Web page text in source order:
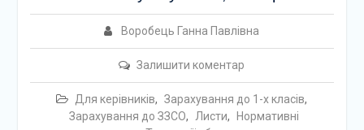
Воробець Ганна Павлівна
Залишити коментар
Для керівників, Зарахування до 1-х класів,
Зарахування до ЗЗСО, Листи,
Нормативні